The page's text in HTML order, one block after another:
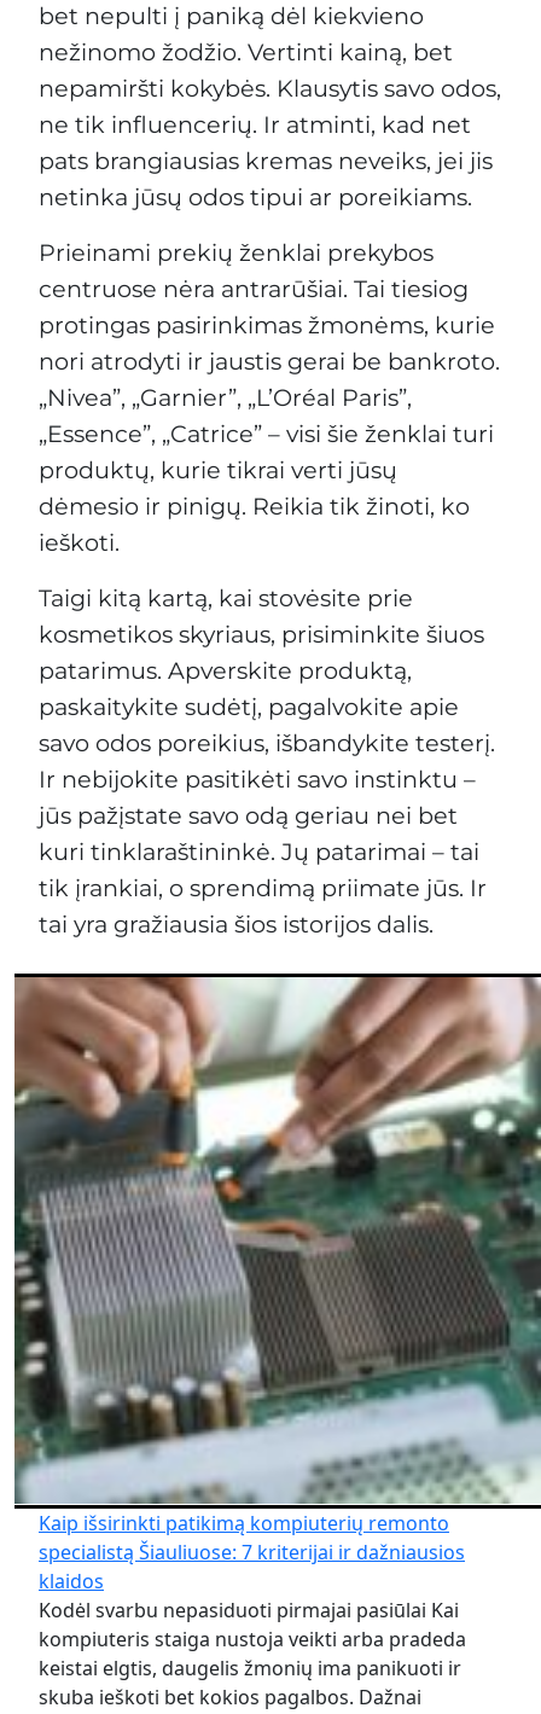
bet nepulti į paniką dėl kiekvieno
nežinomo žodžio. Vertinti kainą, bet
nepamiršti kokybės. Klausytis savo odos,
ne tik influencerių. Ir atminti, kad net
pats brangiausias kremas neveiks, jei jis
netinka jūsų odos tipui ar poreikiams.
Prieinami prekių ženklai prekybos
centruose nėra antrarūšiai. Tai tiesiog
protingas pasirinkimas žmonėms, kurie
nori atrodyti ir jaustis gerai be bankroto.
„Nivea”, „Garnier”, „L’Oréal Paris”,
„Essence”, „Catrice” – visi šie ženklai turi
produktų, kurie tikrai verti jūsų
dėmesio ir pinigų. Reikia tik žinoti, ko
ieškoti.
Taigi kitą kartą, kai stovėsite prie
kosmetikos skyriaus, prisiminkite šiuos
patarimus. Apverskite produktą,
paskaitykite sudėtį, pagalvokite apie
savo odos poreikius, išbandykite testerį.
Ir nebijokite pasitikėti savo instinktu –
jūs pažįstate savo odą geriau nei bet
kuri tinklaraštininkė. Jų patarimai – tai
tik įrankiai, o sprendimą priimate jūs. Ir
tai yra gražiausia šios istorijos dalis.
Kaip išsirinkti patikimą kompiuterių remonto
specialistą Šiauliuose: 7 kriterijai ir dažniausios
klaidos
Kodėl svarbu nepasiduoti pirmajai pasiūlai Kai
kompiuteris staiga nustoja veikti arba pradeda
keistai elgtis, daugelis žmonių ima panikuoti ir
skuba ieškoti bet kokios pagalbos. Dažnai